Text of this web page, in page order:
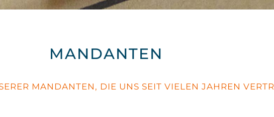
MANDANTEN
MANDANTEN, DIE UNS SEIT VIELEN JAHREN